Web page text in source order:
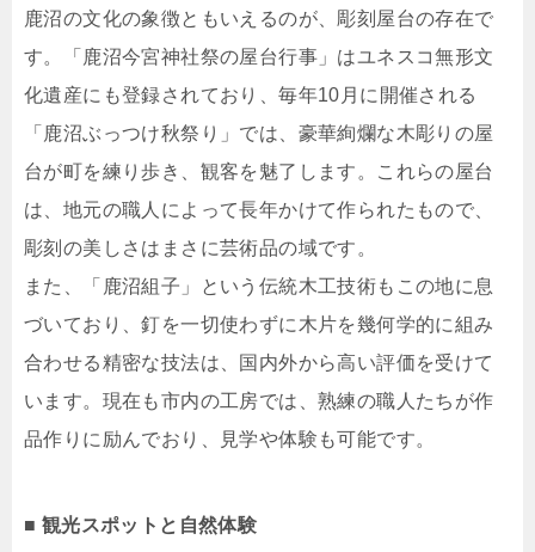
鹿沼の文化の象徴ともいえるのが、彫刻屋台の存在で
す。「鹿沼今宮神社祭の屋台行事」はユネスコ無形文
化遺産にも登録されており、毎年10月に開催される
「鹿沼ぶっつけ秋祭り」では、豪華絢爛な木彫りの屋
台が町を練り歩き、観客を魅了します。これらの屋台
は、地元の職人によって長年かけて作られたもので、
彫刻の美しさはまさに芸術品の域です。
また、「鹿沼組子」という伝統木工技術もこの地に息
づいており、釘を一切使わずに木片を幾何学的に組み
合わせる精密な技法は、国内外から高い評価を受けて
います。現在も市内の工房では、熟練の職人たちが作
品作りに励んでおり、見学や体験も可能です。
■ 観光スポットと自然体験